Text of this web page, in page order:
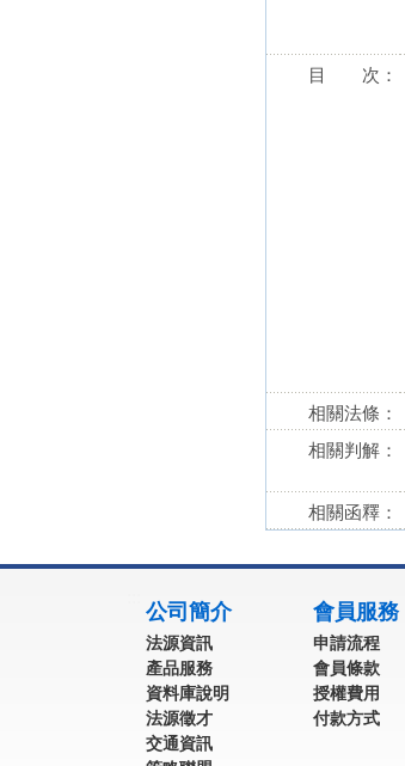
目 次：
相關法條：
相關判解：
相關函釋：
公司簡介
法源資訊
產品服務
資料庫說明
法源徵才
交通資訊
會員服務
申請流程
會員條款
授權費用
付款方式